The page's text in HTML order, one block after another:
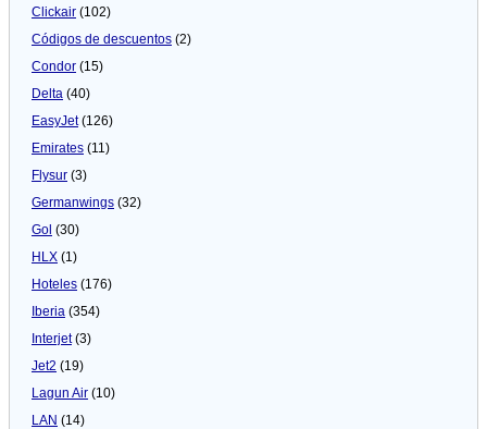
Clickair (102)
Códigos de descuentos (2)
Condor (15)
Delta (40)
EasyJet(126)
Emirates (11)
Flysur (3)
Germanwings (32)
Gol (30)
HLX (1)
Hoteles (176)
Iberia (354)
Interjet(3)
Jet2 (19)
Lagun Air (10)
LAN (14)